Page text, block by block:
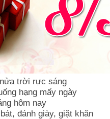
trời rực sáng
hạng mấy ngày
hôm nay
đánh giày, giặt khăn